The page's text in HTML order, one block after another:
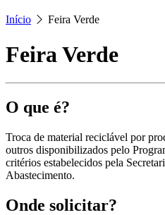
Início Feira Verde
Feira Verde
O que é?
Troca de material reciclável por
outros disponibilizados pelo
critérios estabelecidos pela
Abastecimento.
Onde solicitar?